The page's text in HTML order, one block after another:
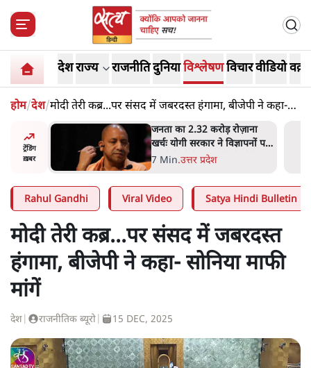
देशराज्य राजनीतिदुनियाविश्लेषणविचारवीडियो
होम/देश/मोदी तेरी कब्र...पर संसद में जबरदस्त हंगामा, बीजेपी ने कहा-
सोनिया माफी मांगें
ट्रेंडिंग
ख़बर
पर
उलटबांसीः राष्ट्र के चरित्र की मरम्मत
जारी है
11 Min.व्यंग्य/उलटबाँसी
Rahul Gandhi Viral Video Satya Hindi Bulletin
मोदी तेरी कब्र...पर संसद में जबरदस्त
हंगामा, बीजेपी ने कहा- सोनिया माफी
मांगें
देश राजनीतिक ब्यूरो 15 DEC, 2025